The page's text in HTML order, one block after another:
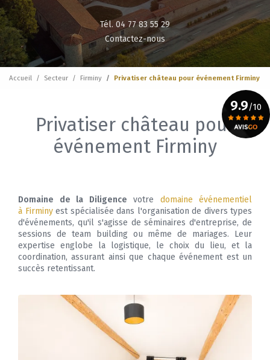
9.9/10
Tél. 04 77 83 55 29
Contactez-nous
Accueil Secteur Firminy Privatiser château pour événement Firminy
Privatiser château pour
événement Firminy
Domaine de la Diligence votre domaine événementiel
à Firminyest spécialisée dans l'organisation de divers types
d'événements, qu'il s'agisse de séminaires d'entreprise, de
sessions de team building ou même de mariages. Leur
expertise englobe la logistique, le choix du lieu, et la
coordination, assurant ainsi que chaque événement est un
succès retentissant.